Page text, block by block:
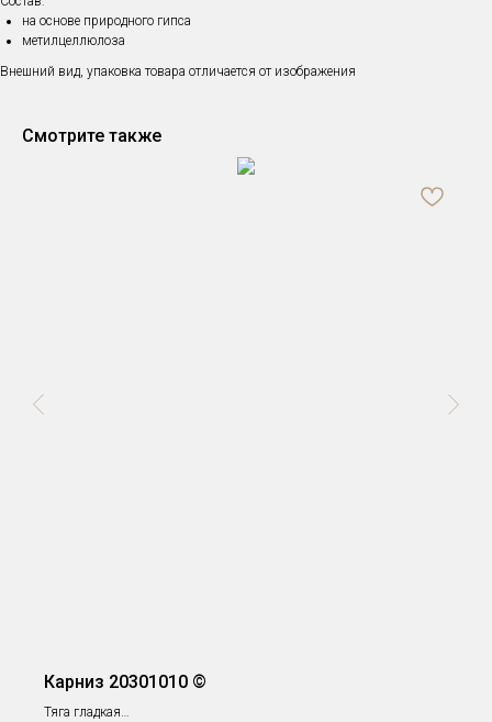
на основе природного гипса
метилцеллюлоза
Внешний вид, упаковка товара отличается от изображения
Смотрите также
Карниз 20301010 ©
Тяга гладкая